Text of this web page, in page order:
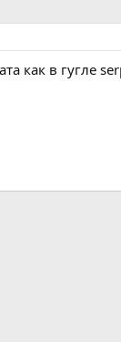
как в гугле